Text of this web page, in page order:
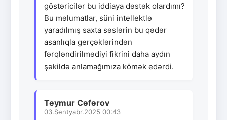
göstəricilər bu iddiaya dəstək olardımı?
Bu məlumatlar, süni intellektlə
yaradılmış saxta səslərin bu qədər
asanlıqla gerçəklərindən
fərqləndirilmədiyi fikrini daha aydın
şəkildə anlamağımıza kömək edərdi.
Teymur Cəfərov
03.Sentyabr.2025 00:43